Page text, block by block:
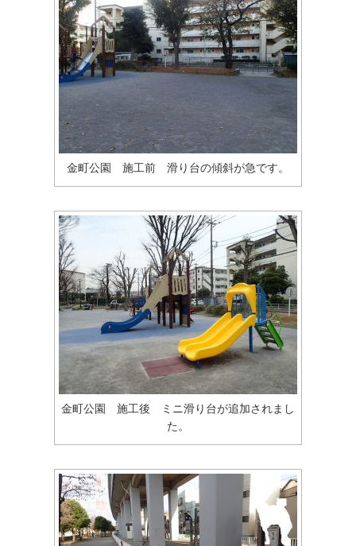
金町公園 施工前 滑り台の傾斜が急です。
金町公園 施工後 ミニ滑り台が追加されまし
た。